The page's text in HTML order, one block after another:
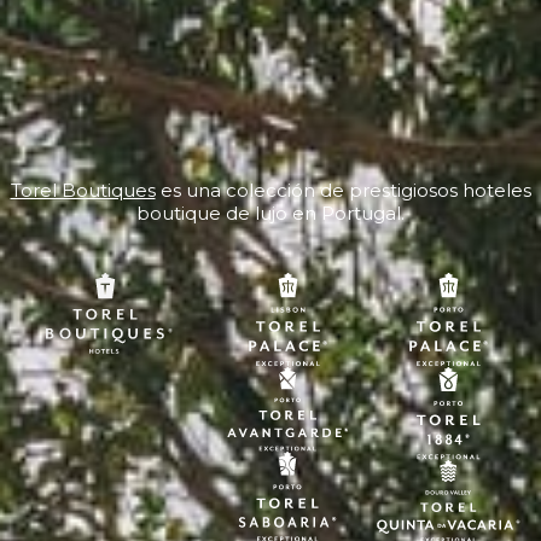
Torel Boutiqueses una colección de prestigiosos hoteles
boutique de lujo en Portugal.